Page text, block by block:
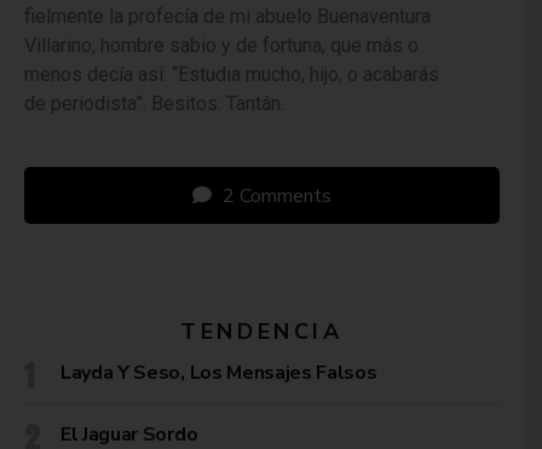
fielmente la profecía de mi abuelo Buenaventura
Villarino, hombre sabio y de fortuna, que más o
menos decía así: “Estudia mucho, hijo, o acabarás
de periodista”. Besitos. Tantán.
2 Comments
TENDENCIA
Layda Y Seso, Los Mensajes Falsos
El Jaguar Sordo